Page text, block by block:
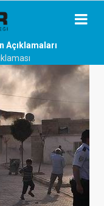
Açıklamaları